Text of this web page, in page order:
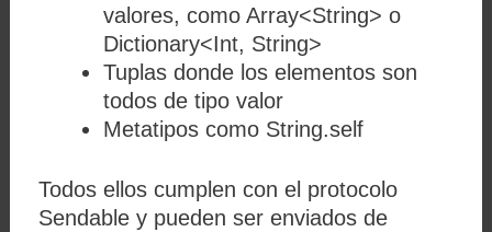
valores, como Array<String> o
Dictionary<Int, String>
Tuplas donde los elementos son
todos de tipo valor
Metatipos como String.self
Todos ellos cumplen con el protocolo
Sendable y pueden ser enviados de